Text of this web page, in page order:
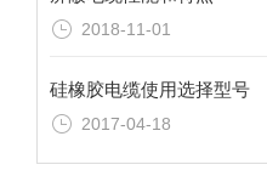
2018-11-01
硅橡胶电缆使用选择型号
2017-04-18